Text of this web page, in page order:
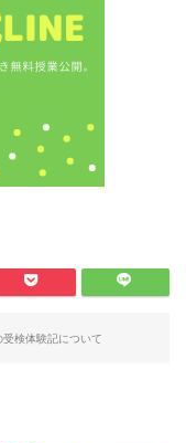
検体験記について